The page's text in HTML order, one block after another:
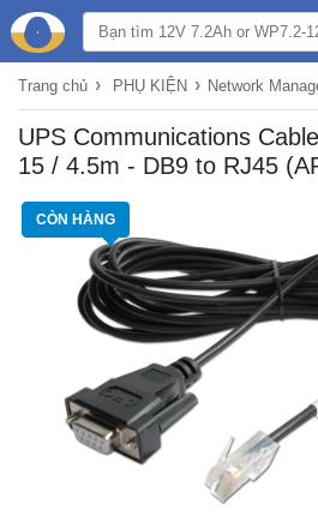
Trang chủ › PHỤ KIỆN › Network
UPS Communications
15 / 4.5m - DB9 to RJ45
CÒN HÀNG